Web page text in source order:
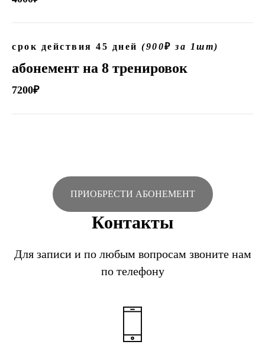
срок действия 45 дней (900₽ за 1шт)
абонемент на 8 тренировок
7200₽
ПРИОБРЕСТИ АБОНЕМЕНТ
Контакты
Для записи и по любым вопросам звоните нам
по телефону